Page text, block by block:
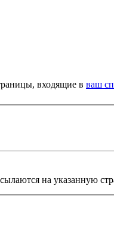
входящие в ваш
на указанную